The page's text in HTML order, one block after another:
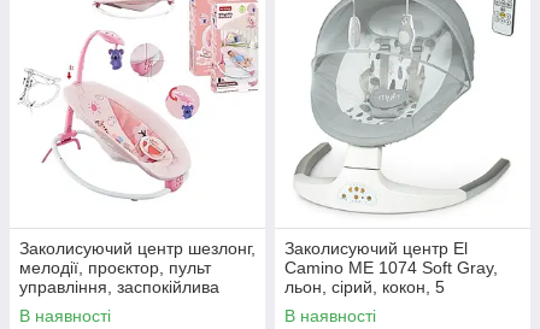
Заколисуючий центр шезлонг,
мелодії, проєктор, пульт
управління, заспокійлива
вібрація, рожевий
В наявності
Заколисуючий центр El
Camino ME 1074 Soft Gray,
льон, сірий, кокон, 5
швидкостей, таймер
В наявності